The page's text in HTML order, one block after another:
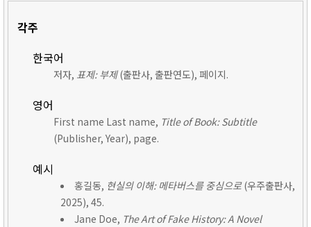
각주
한국어
저자, 표제: 부제(출판사, 출판연도), 페이지.
영어
First name Last name, Title of Book: Subtitle
(Publisher, Year), page.
예시
홍길동, 현실의 이해: 메타버스를 중심으로(우주출판사,
2025), 45.
Jane Doe, The Art of Fake History: A Novel